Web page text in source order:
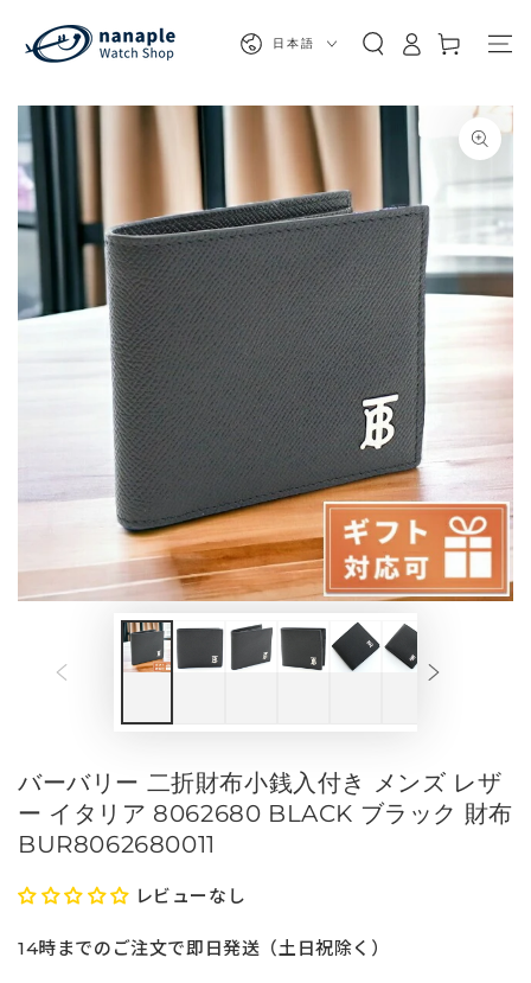
プする
言
日本語
イ
ー
商品の情報にスキップする
モ
ダ
ー
で
1
メ
デ
ィ
ア
バーバリー 二折財布小銭入付き メンズ レザ
ー イタリア 8062680 BLACK ブラック 財布
BUR8062680011
レビューなし
14時までのご注文で即日発送（土日祝除く）